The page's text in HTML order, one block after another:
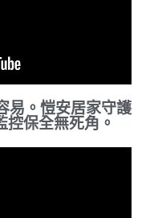
易。愷安居家守護
保全無死角。